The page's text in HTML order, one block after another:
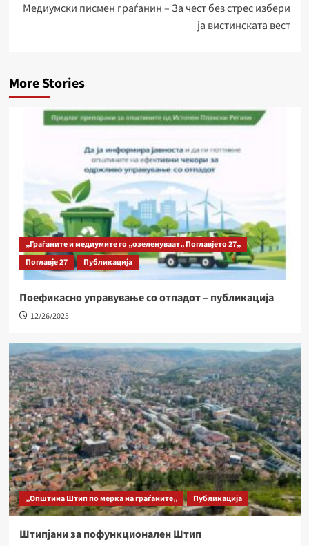
Медиумски писмен граѓанин – За чест без стрес избери
ја вистинската вест
More Stories
„Граѓаните и медиумите го „озеленуваат„ Поглавјето 27„
Поглавје 27
Публикација
Поефикасно управување со отпадот – публикација
12/26/2025
„Општина Штип по мерка на граѓаните„ Публикација
Штипјани за пофункционален Штип